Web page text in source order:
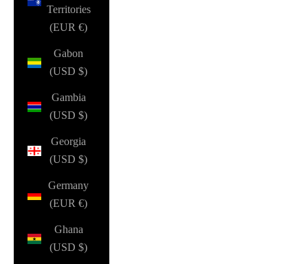
Territories
(EUR €)
Gabon
(USD $)
Gambia
(USD $)
Georgia
(USD $)
Germany
(EUR €)
Ghana
(USD $)